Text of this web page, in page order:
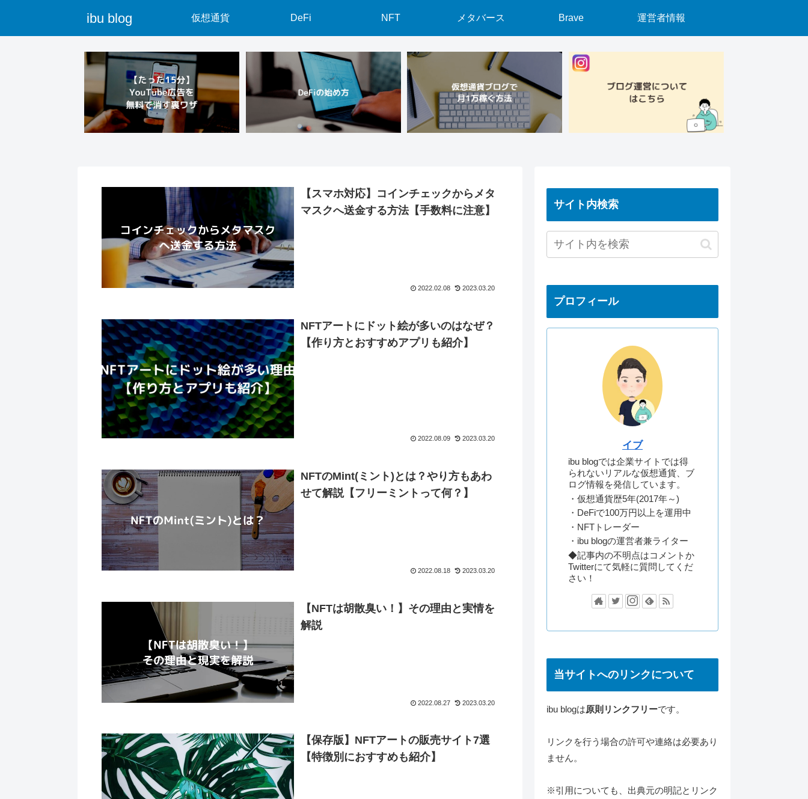
ibu blog 仮想通貨 DeFi NFT メタバース Brave 運営者情報
【スマホ対応】コインチェックからメタ
マスクへ送金する方法【手数料に注意】
2022.02.08 2023.03.20
NFTアートにドット絵が多いのはなぜ？
【作り方とおすすめアプリも紹介】
2022.08.09 2023.03.20
NFTのMint(ミント)とは？やり方もあわ
せて解説【フリーミントって何？】
2022.08.18 2023.03.20
【NFTは胡散臭い！】その理由と実情を
解説
2022.08.27 2023.03.20
【保存版】NFTアートの販売サイト7選
【特徴別におすすめも紹介】
サイト内検索
プロフィール
イブ
ibu blogでは企業サイトでは得
られないリアルな仮想通貨、ブ
ログ情報を発信しています。
・仮想通貨歴5年(2017年～)
・DeFiで100万円以上を運用中
・NFTトレーダー
・ibu blogの運営者兼ライター
◆記事内の不明点はコメントか
Twitterにて気軽に質問してくだ
さい！
当サイトへのリンクについて
ibu blogは原則リンクフリーです。
リンクを行う場合の許可や連絡は必要あり
ません。
※引用についても、出典元の明記とリンク